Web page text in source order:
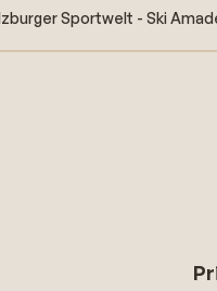
Sportwelt - Ski